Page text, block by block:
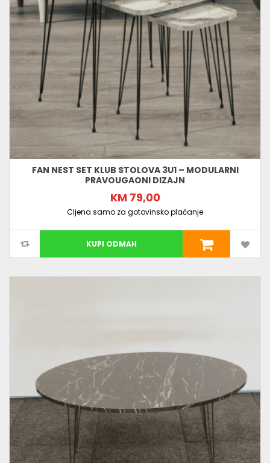
FAN NEST SET KLUB STOLOVA 3U1 – MODULARNI
PRAVOUGAONI DIZAJN
KM 79,00
Cijena samo za gotovinsko plaćanje
KUPI ODMAH